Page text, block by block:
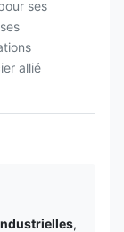
ses
allié
,